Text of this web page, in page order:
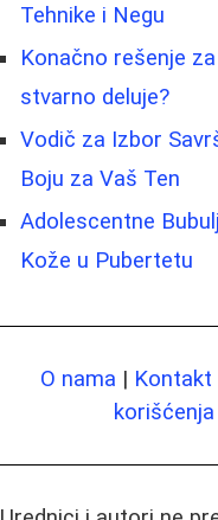
Tehnike i Negu
Konačno rešenje
stvarno deluje?
Vodič za Izbor
Boju za Vaš Ten
Adolescentne
Kože u Pubertetu
O nama | Kontakt
korišćenja